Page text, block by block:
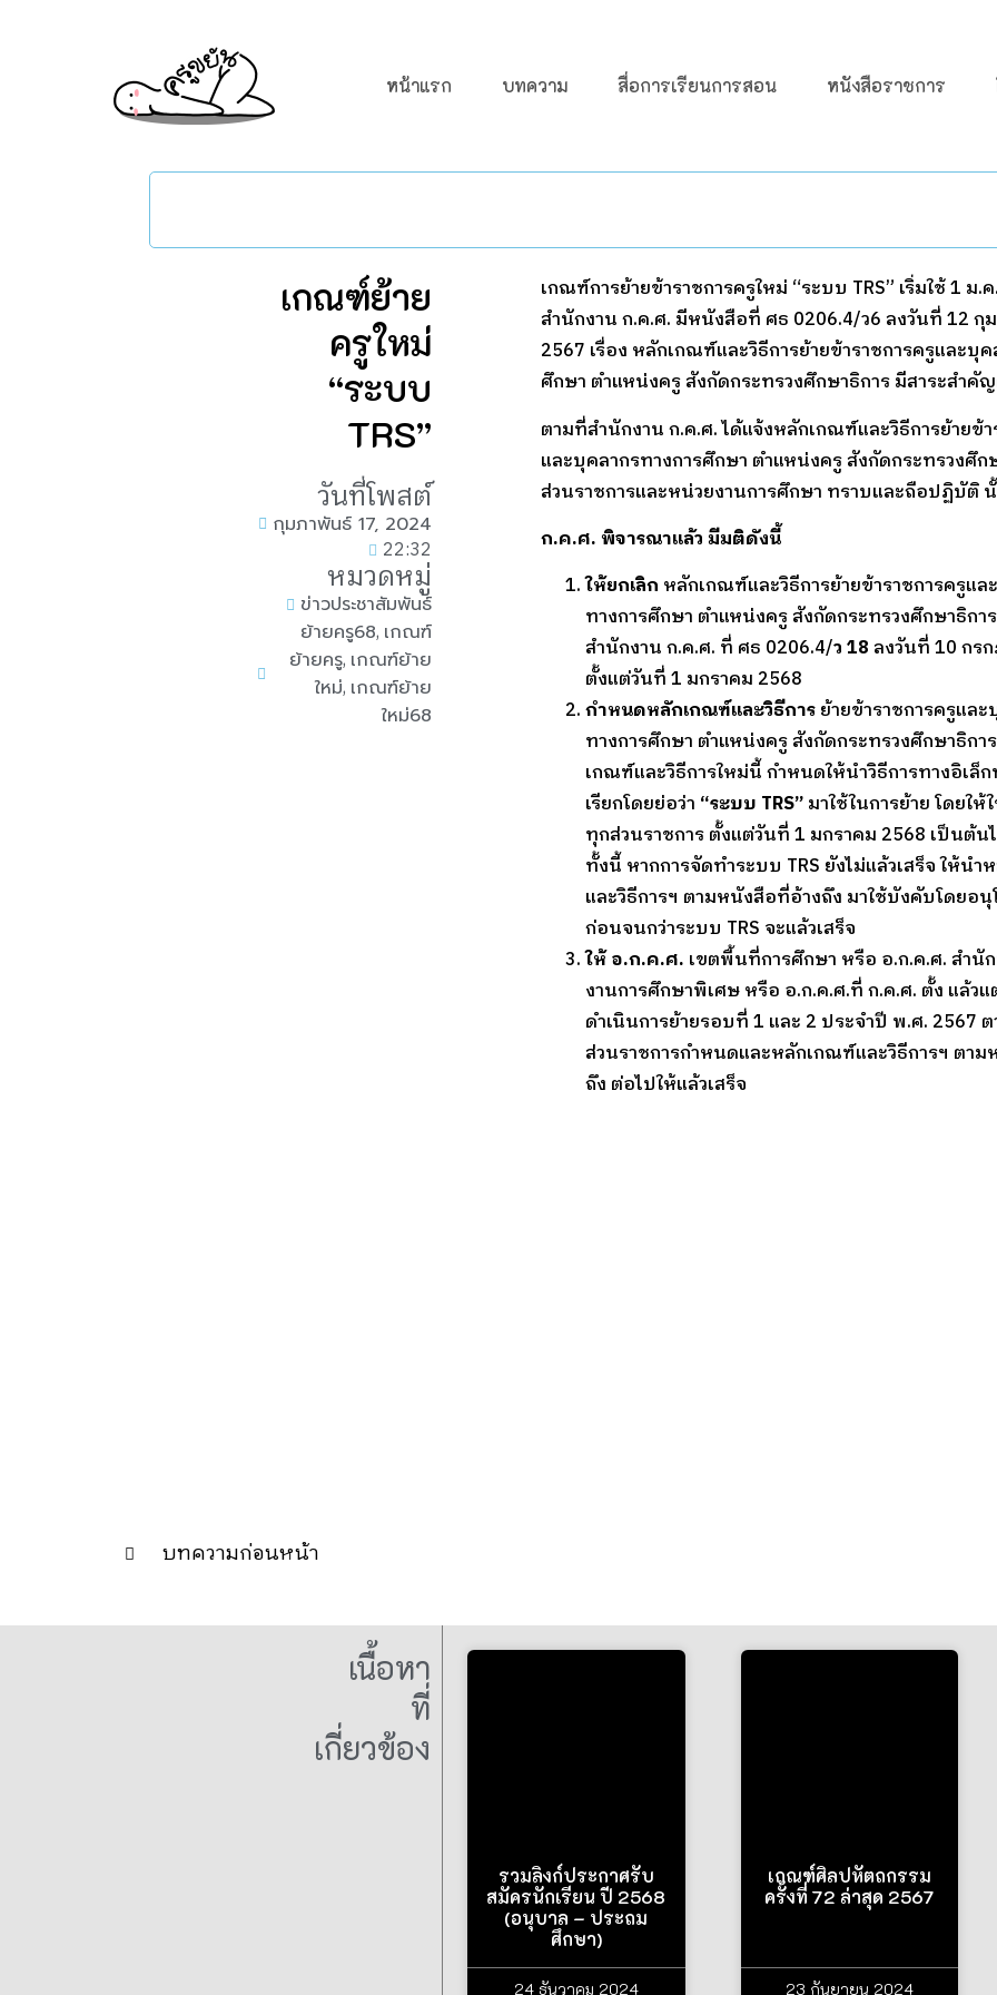
หน้าแรก บทความ สื่อการเรียนการสอน หนังสือราชการ
เกณฑ์ย้าย
ครูใหม่
“ระบบ
TRS”
วันที่โพสต์
กุมภาพันธ์ 17, 2024
22:32
หมวดหมู่
ข่าวประชาสัมพันธ์
ย้ายครู68, เกณฑ์
ย้ายครู, เกณฑ์ย้าย
ใหม่, เกณฑ์ย้าย
ใหม่68
เกณฑ์การย้ายข้าราชการครูใหม่ “ระบบ TRS” เริ่มใช้ 1 ม.
สำนักงาน ก.ค.ศ. มีหนังสือที่ ศธ 0206.4/ว6 ลงวันที่ 12 กุ
2567 เรื่อง หลักเกณฑ์และวิธีการย้ายข้าราชการครูและบุ
ศึกษา ตำแหน่งครู สังกัดกระทรวงศึกษาธิการ มีสาระสำคั
ตามที่สำนักงาน ก.ค.ศ. ได้แจ้งหลักเกณฑ์และวิธีการย้ายข้า
และบุคลากรทางการศึกษา ตำแหน่งครู สังกัดกระทรวงศึก
ส่วนราชการและหน่วยงานการศึกษา ทราบและถือปฏิบัติ
ก.ค.ศ. พิจารณาแล้ว มีมติดังนี้
ให้ยกเลิก หลักเกณฑ์และวิธีการย้ายข้าราชการครูแล
ทางการศึกษา ตำแหน่งครู สังกัดกระทรวงศึกษาธิก
สำนักงาน ก.ค.ศ. ที่ ศธ 0206.4/ว 18ลงวันที่ 10 กร
ตั้งแต่วันที่ 1 มกราคม 2568
กำหนดหลักเกณฑ์และวิธีการย้ายข้าราชการครูแล
ทางการศึกษา ตำแหน่งครู สังกัดกระทรวงศึกษาธิกา
เกณฑ์และวิธีการใหม่นี้ กำหนดให้นำวิธีการทางอิเล็
เรียกโดยย่อว่า “ระบบ TRS”มาใช้ในการย้าย โดยใ
ทุกส่วนราชการ ตั้งแต่วันที่ 1 มกราคม 2568 เป็นต้น
ทั้งนี้ หากการจัดทำระบบ TRS ยังไม่แล้วเสร็จ ให้น
และวิธีการฯ ตามหนังสือที่อ้างถึง มาใช้บังคับโดยอ
ก่อนจนกว่าระบบ TRS จะแล้วเสร็จ
ให้ อ.ก.ค.ศ. เขตพื้นที่การศึกษา หรือ อ.ก.ค.ศ. สำนั
งานการศึกษาพิเศษ หรือ อ.ก.ค.ศ.ที่ ก.ค.ศ. ตั้ง แล้ว
ดำเนินการย้ายรอบที่ 1 และ 2 ประจำปี พ.ศ. 2567
ส่วนราชการกำหนดและหลักเกณฑ์และวิธีการฯ ตา
ถึง ต่อไปให้แล้วเสร็จ
บทความก่อนหน้า
เนื้อหา
ที่
เกี่ยวข้อง
รวมลิงก์ประกาศรับ
สมัครนักเรียน ปี 2568
(อนุบาล – ประถม
ศึกษา)
24 ธันวาคม 2024
เกณฑ์ศิลปหัตถกรรม
ครั้งที่ 72 ล่าสุด 2567
23 กันยายน 2024